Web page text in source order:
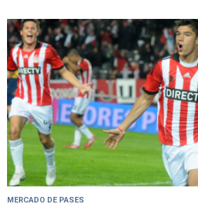
MERCADO DE PASES